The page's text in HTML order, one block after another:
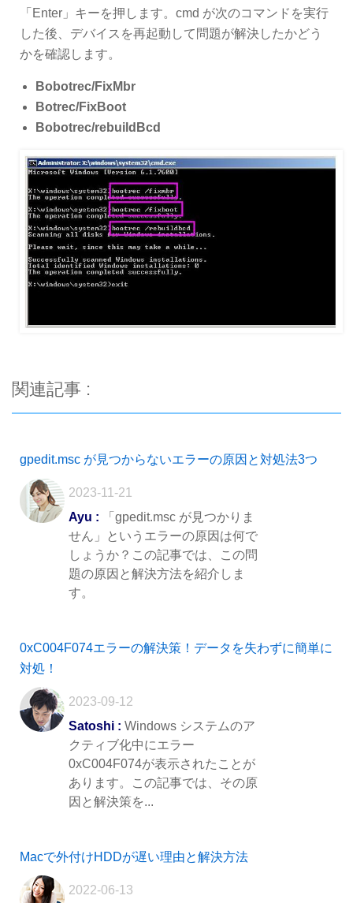
「Enter」キーを押します。cmd が次のコマンドを実行
した後、デバイスを再起動して問題が解決したかどう
かを確認します。
Bobotrec/FixMbr
Botrec/FixBoot
Bobotrec/rebuildBcd
関連記事 :
gpedit.msc が見つからないエラーの原因と対処法3つ
2023-11-21
Ayu : 「gpedit.msc が見つかりま
せん」というエラーの原因は何で
しょうか？この記事では、この問
題の原因と解決方法を紹介しま
す。
0xC004F074エラーの解決策！データを失わずに簡単に
対処！
2023-09-12
Satoshi : Windows システムのア
クティブ化中にエラー
0xC004F074が表示されたことが
あります。この記事では、その原
因と解決策を...
Macで外付けHDDが遅い理由と解決方法
2022-06-13